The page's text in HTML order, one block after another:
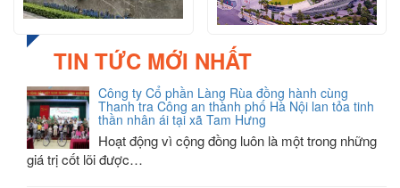
TIN TỨC MỚI NHẤT
Công ty Cổ phần Làng Rùa đồng hành cùng
Thanh tra Công an thành phố Hà Nội lan tỏa tinh
thần nhân ái tại xã Tam Hưng
Hoạt động vì cộng đồng luôn là một trong những
giá trị cốt lõi được…